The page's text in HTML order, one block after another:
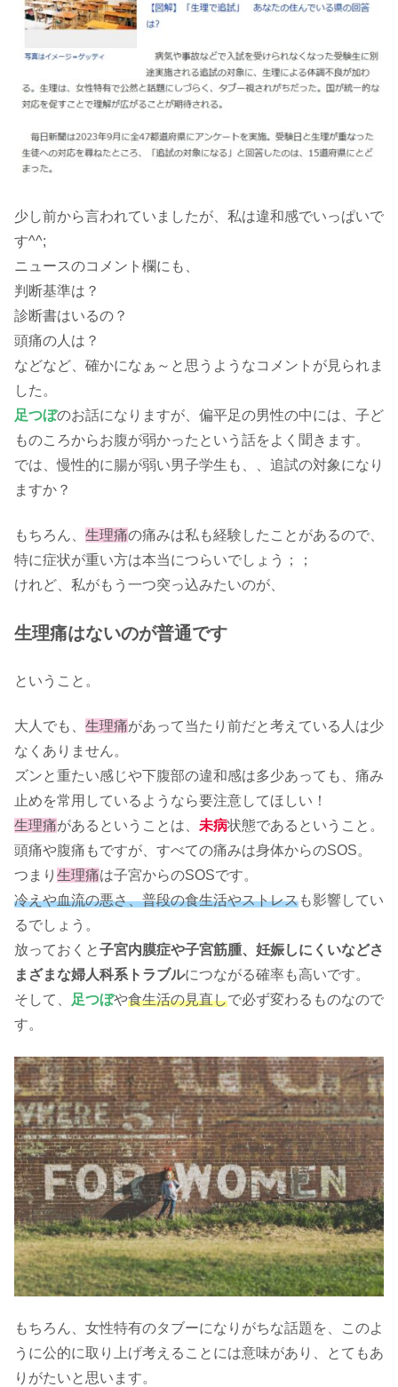
少し前から言われていましたが、私は違和感でいっぱいで
す^^;
ニュースのコメント欄にも、
判断基準は？
診断書はいるの？
頭痛の人は？
などなど、確かになぁ～と思うようなコメントが見られま
した。
足つぼのお話になりますが、偏平足の男性の中には、子ど
ものころからお腹が弱かったという話をよく聞きます。
では、慢性的に腸が弱い男子学生も、、追試の対象になり
ますか？
もちろん、 生理痛の痛みは私も経験したことがあるので、
特に症状が重い方は本当につらいでしょう；；
けれど、私がもう一つ突っ込みたいのが、
生理痛はないのが普通です
ということ。
大人でも、 生理痛があって当たり前だと考えている人は少
なくありません。
ズンと重たい感じや下腹部の違和感は多少あっても、痛み
止めを常用しているようなら要注意してほしい！
生理痛があるということは、 未病状態であるということ。
頭痛や腹痛もですが、すべての痛みは身体からのSOS。
つまり 生理痛は子宮からのSOSです。
冷えや血流の悪さ、普段の食生活やストレスも影響してい
るでしょう。
放っておくと子宮内膜症や子宮筋腫、妊娠しにくいなどさ
まざまな婦人科系トラブルにつながる確率も高いです。
そして、
足つぼや食生活の見直しで必ず変わるものなので
す。
もちろん、女性特有のタブーになりがちな話題を、このよ
うに公的に取り上げ考えることには意味があり、とてもあ
りがたいと思います。